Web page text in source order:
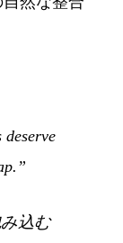
deserve
込む